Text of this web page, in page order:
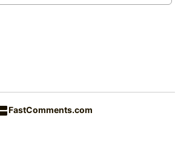
FastComments.com